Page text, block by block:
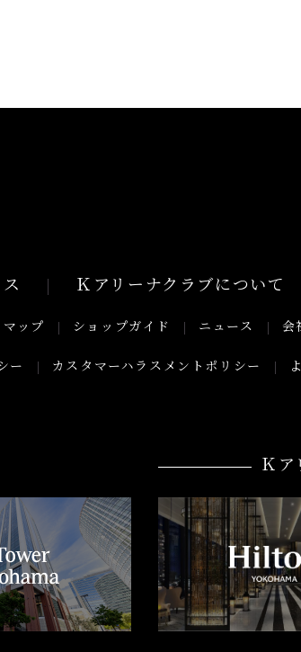
Ｋアリーナクラブについて
マップ ショップガイド ニュース 会
ー カスタマーハラスメントポリシー
Ｋア